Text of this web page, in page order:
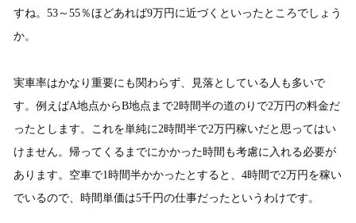
すね。53～55％ほどあれば9万円に近づくといったところでしょう
か。
実車率はかなり重要にも関わらず、見落としている人も多いで
す。例えばA地点からB地点まで2時間半の道のりで2万円の料金だ
ったとします。これを単純に2時間半で2万円稼いだと思ってはい
けません。帰ってくるまでにかかった時間も考慮に入れる必要が
あります。空車で1時間半かかったとすると、4時間で2万円を稼い
でいるので、時間単価は5千円の仕事だったというわけです。